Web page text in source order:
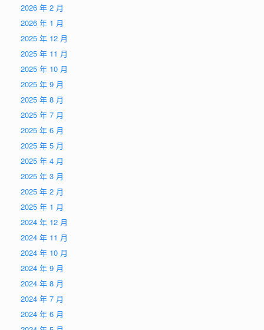
2026 年 2 月
2026 年 1 月
2025 年 12 月
2025 年 11 月
2025 年 10 月
2025 年 9 月
2025 年 8 月
2025 年 7 月
2025 年 6 月
2025 年 5 月
2025 年 4 月
2025 年 3 月
2025 年 2 月
2025 年 1 月
2024 年 12 月
2024 年 11 月
2024 年 10 月
2024 年 9 月
2024 年 8 月
2024 年 7 月
2024 年 6 月